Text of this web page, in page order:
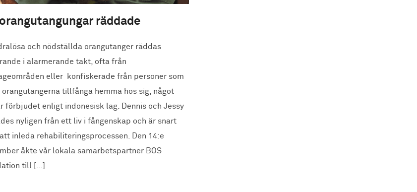
räddade
och nödställda orangutanger räddas
i alarmerande takt, ofta från
eller konfiskerade från personer som
orangutangerna tillfånga hemma hos sig, något
förbjudet enligt indonesisk lag. Dennis och Jessy
nyligen från ett liv i fångenskap och är snart
inleda rehabiliteringsprocessen. Den 14:e
åkte vår lokala samarbetspartner BOS
till […]